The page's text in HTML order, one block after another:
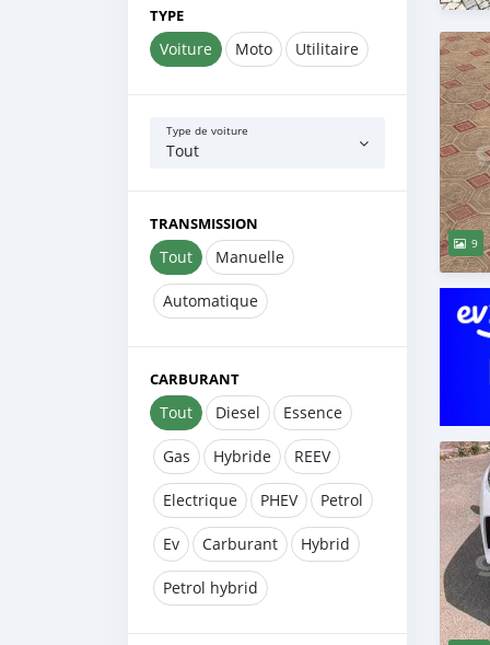
TYPE
Voiture Moto Utilitaire
Type de voiture
Tout
TRANSMISSION
Tout Manuelle
Automatique
CARBURANT
Tout Diesel Essence
Gas Hybride REEV
Electrique PHEV Petrol
Ev Carburant Hybrid
Petrol hybrid
9